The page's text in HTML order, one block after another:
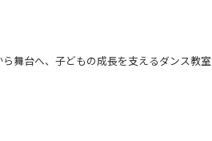
舞台へ、子どもの成長を支えるダンス教室